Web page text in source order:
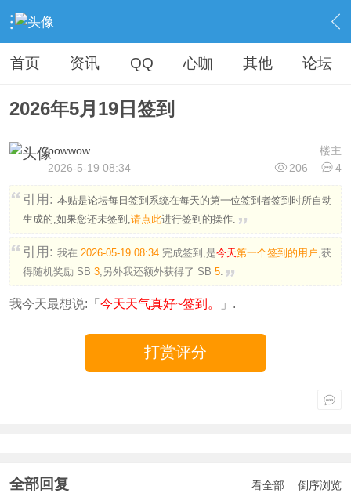
› 社区广场 › 纪念馆 › 签到 › 内容
首页 资讯 QQ 心咖 其他 论坛
2026年5月19日签到
楼主
powwow
206
4
2026-5-19 08:34
引用: 本贴是论坛每日签到系统在每天的第一位签到者签到时所自动
生成的,如果您还未签到,请点此进行签到的操作.
引用: 我在 2026-05-19 08:34完成签到,是今天第一个签到的用户,获
得随机奖励 SB 3,另外我还额外获得了 SB 5.
我今天最想说:「 今天天气真好~签到。 」.
打赏评分
全部回复 看全部 倒序浏览